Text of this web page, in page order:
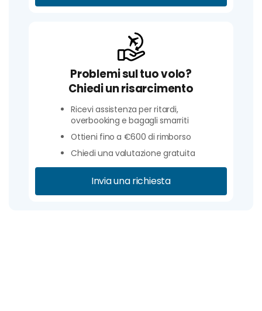
Problemi sul tuo volo?
Chiedi un risarcimento
Ricevi assistenza per ritardi,
overbooking e bagagli smarriti
Ottieni fino a €600 di rimborso
Chiedi una valutazione gratuita
Invia una richiesta